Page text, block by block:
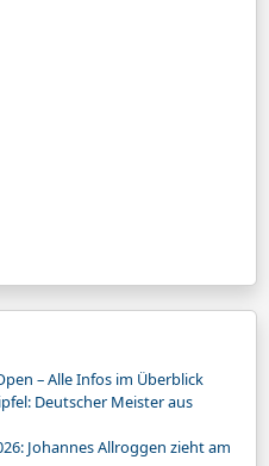
– Alle Infos im Überblick
Deutscher Meister aus
Johannes Allroggen zieht am